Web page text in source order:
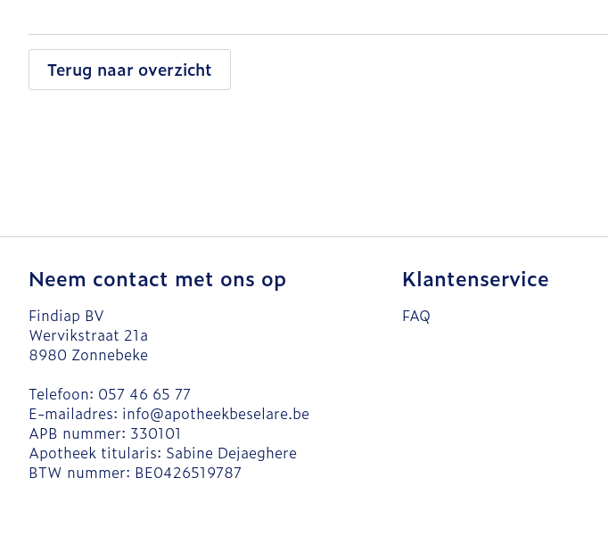
Terug naar overzicht
Neem contact met ons op
Findiap BV
Wervikstraat 21a
8980 Zonnebeke
Telefoon: 057 46 65 77
E-mailadres: info@apotheekbeselare.be
APB nummer: 330101
Apotheek titularis: Sabine Dejaeghere
BTW nummer: BE0426519787
Klantenservice
FAQ